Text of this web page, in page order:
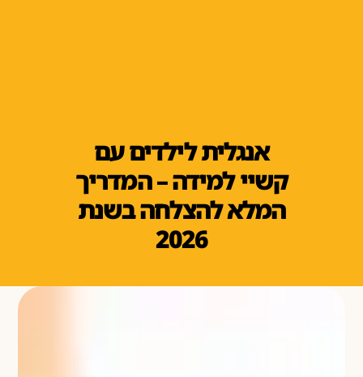
אנגלית לילדים עם
קשיי למידה – המדריך
המלא להצלחה בשנת
2026